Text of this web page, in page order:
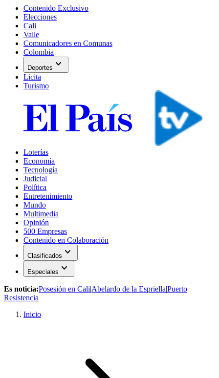
Contenido Exclusivo
Elecciones
Cali
Valle
Comunicadores en Comunas
Colombia
Deportes expand_more
Licita
Turismo
Loterías
Economía
Tecnología
Judicial
Política
Entretenimiento
Mundo
Multimedia
Opinión
500 Empresas
Contenido en Colaboración
Clasificados expand_more
Especiales expand_more
Es noticia:Posesión en Cali|Abelardo de la Espriella|Puerto
Resistencia
Inicio